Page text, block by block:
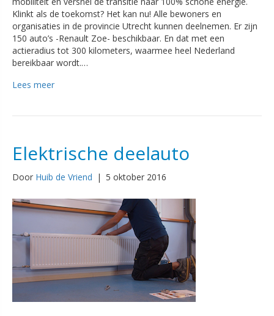
Klinkt als de toekomst? Het kan nu! Alle bewoners en
organisaties in de provincie Utrecht kunnen deelnemen. Er zijn
150 auto’s -Renault Zoe- beschikbaar. En dat met een
actieradius tot 300 kilometers, waarmee heel Nederland
bereikbaar wordt.…
Lees meer
Elektrische deelauto
Door Huib de Vriend | 5 oktober 2016